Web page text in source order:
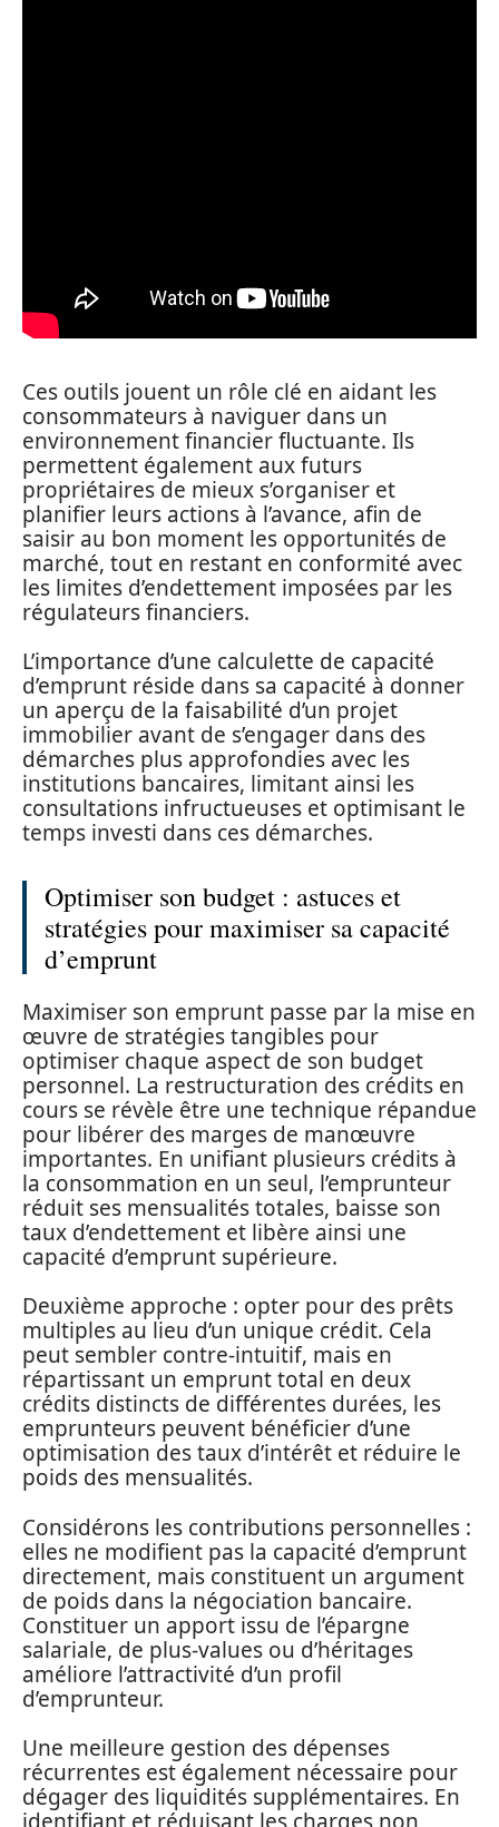
Ces outils jouent un rôle clé en aidant les
consommateurs à naviguer dans un
environnement financier fluctuante. Ils
permettent également aux futurs
propriétaires de mieux s’organiser et
planifier leurs actions à l’avance, afin de
saisir au bon moment les opportunités de
marché, tout en restant en conformité avec
les limites d’endettement imposées par les
régulateurs financiers.
L’importance d’une calculette de capacité
d’emprunt réside dans sa capacité à donner
un aperçu de la faisabilité d’un projet
immobilier avant de s’engager dans des
démarches plus approfondies avec les
institutions bancaires, limitant ainsi les
consultations infructueuses et optimisant le
temps investi dans ces démarches.
Optimiser son budget : astuces et
stratégies pour maximiser sa capacité
d’emprunt
Maximiser son emprunt passe par la mise en
œuvre de stratégies tangibles pour
optimiser chaque aspect de son budget
personnel. La restructuration des crédits en
cours se révèle être une technique répandue
pour libérer des marges de manœuvre
importantes. En unifiant plusieurs crédits à
la consommation en un seul, l’emprunteur
réduit ses mensualités totales, baisse son
taux d’endettement et libère ainsi une
capacité d’emprunt supérieure.
Deuxième approche : opter pour des prêts
multiples au lieu d’un unique crédit. Cela
peut sembler contre-intuitif, mais en
répartissant un emprunt total en deux
crédits distincts de différentes durées, les
emprunteurs peuvent bénéficier d’une
optimisation des taux d’intérêt et réduire le
poids des mensualités.
Considérons les contributions personnelles :
elles ne modifient pas la capacité d’emprunt
directement, mais constituent un argument
de poids dans la négociation bancaire.
Constituer un apport issu de l’épargne
salariale, de plus-values ou d’héritages
améliore l’attractivité d’un profil
d’emprunteur.
Une meilleure gestion des dépenses
récurrentes est également nécessaire pour
dégager des liquidités supplémentaires. En